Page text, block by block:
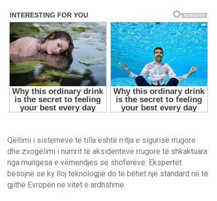
Qëllimi i sistemeve të tilla është rritja e sigurisë rrugore
dhe zvogëlimi i numrit të aksidenteve rrugore të shkaktuara
nga mungesa e vëmendjes së shoferëve. Ekspertët
besojnë se ky lloj teknologjie do të bëhet një standard në të
gjithë Evropën në vitet e ardhshme.